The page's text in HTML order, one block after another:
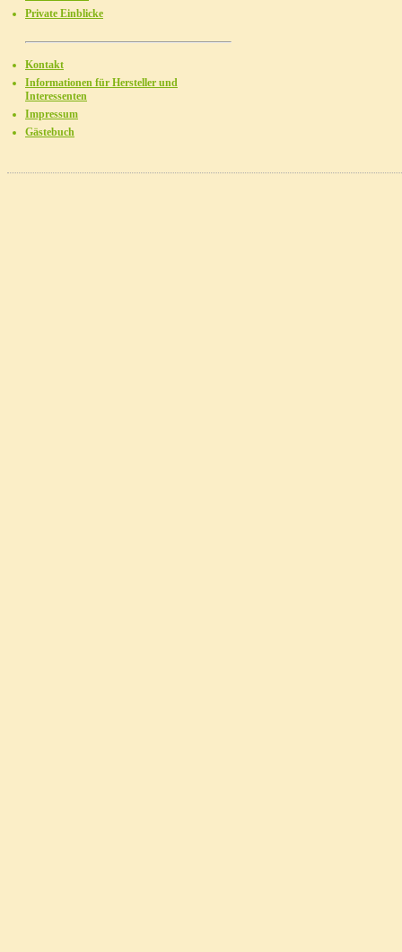
Private Einblicke
Kontakt
Informationen für Hersteller und
Interessenten
Impressum
Gästebuch